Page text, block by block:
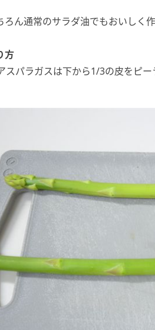
ろん通常のサラダ油でもおいしく
方
スパラガスは下から1/3の皮をピ